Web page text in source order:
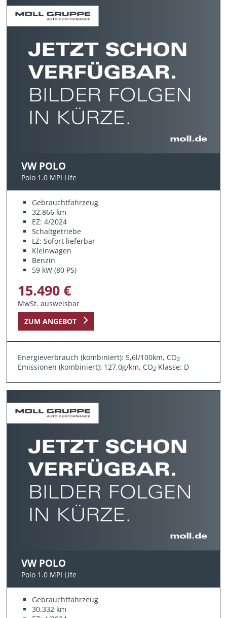
VW POLO
Polo 1.0 MPI Life
Gebrauchtfahrzeug
32.866 km
EZ: 4/2024
Schaltgetriebe
LZ: Sofort lieferbar
Kleinwagen
Benzin
59 kW (80 PS)
15.490 €
MwSt. ausweisbar
ZUM ANGEBOT
Energieverbrauch (kombiniert): 5,6l/100km, CO2
Emissionen (kombiniert): 127,0g/km, CO2 Klasse: D
VW POLO
Polo 1.0 MPI Life
Gebrauchtfahrzeug
30.332 km